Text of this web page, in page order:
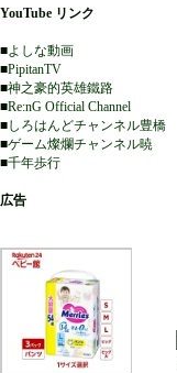
YouTube リンク
■よしな動画
■PipitanTV
■神之豪的英雄鐵路
■Re:nG Official Channel
■しろはんどチャンネル豊橋
■ゲーム燦爛チャンネル暁
■千年歩行
広告